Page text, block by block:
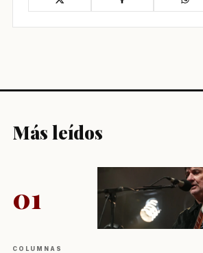
Más leídos
01
COLUMNAS